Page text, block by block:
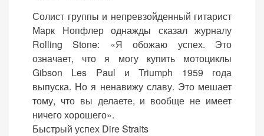
s
t
e
d
o
Солист группы и непревзойденный гитарист
Марк Нопфлер однажды сказал журналу
Rolling Stone: «Я обожаю успех. Это
означает, что я могу купить мотоциклы
Gibson Les Paul и Triumph 1959 года
выпуска. Но я ненавижу славу. Это мешает
тому, что вы делаете, и вообще не имеет
ничего хорошего».
Быстрый успех Dire Straits